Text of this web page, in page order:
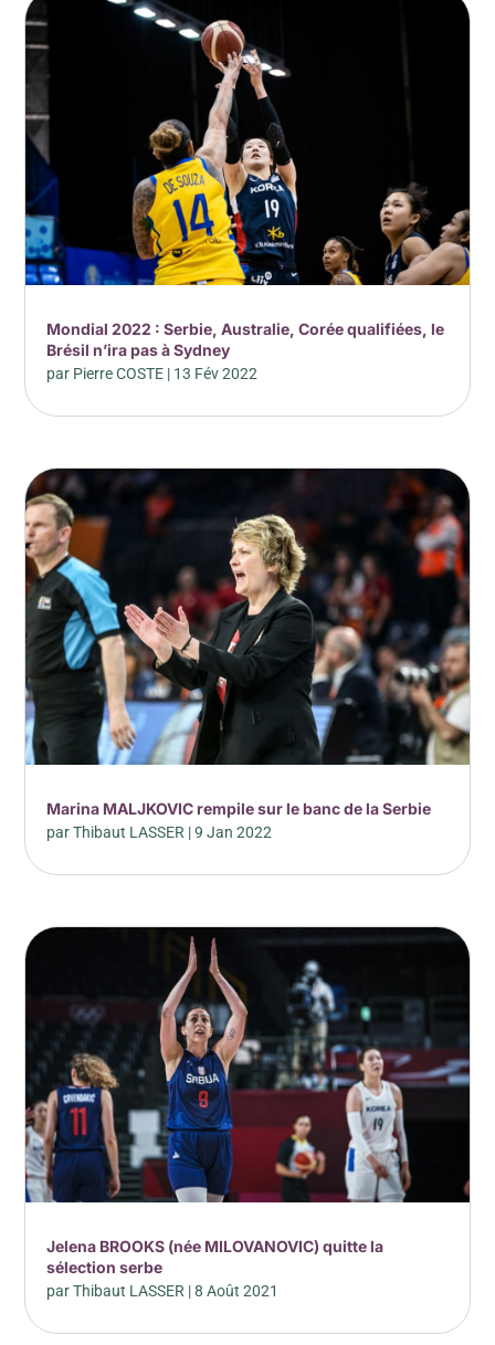
Mondial 2022 : Serbie, Australie, Corée qualifiées, le
Brésil n’ira pas à Sydney
par Pierre COSTE | 13 Fév 2022
Marina MALJKOVIC rempile sur le banc de la Serbie
parThibaut LASSER |9 Jan 2022
Jelena BROOKS (née MILOVANOVIC) quitte la
sélection serbe
parThibaut LASSER |8 Août 2021